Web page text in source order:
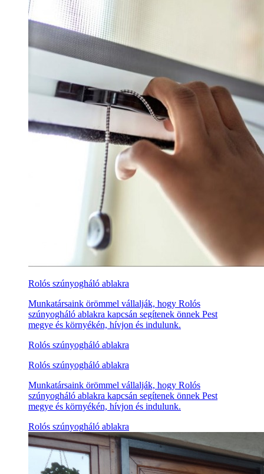
Rolós szúnyogháló ablakra
Munkatársaink örömmel vállalják, hogy Rolós
szúnyogháló ablakra kapcsán segítenek önnek Pest
megye és környékén, hívjon és indulunk.
Rolós szúnyogháló ablakra
Rolós szúnyogháló ablakra
Munkatársaink örömmel vállalják, hogy Rolós
szúnyogháló ablakra kapcsán segítenek önnek Pest
megye és környékén, hívjon és indulunk.
Rolós szúnyogháló ablakra